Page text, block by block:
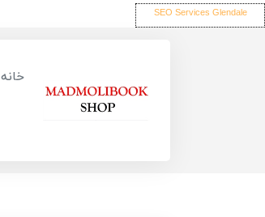
SEO Services Glendale
خانه